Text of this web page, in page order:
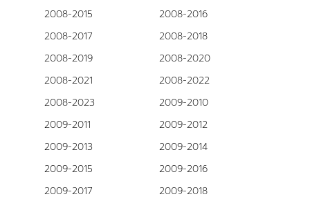
2008-2015
2008-2016
2008-2017
2008-2018
2008-2019
2008-2020
2008-2021
2008-2022
2008-2023
2009-2010
2009-2011
2009-2012
2009-2013
2009-2014
2009-2015
2009-2016
2009-2017
2009-2018